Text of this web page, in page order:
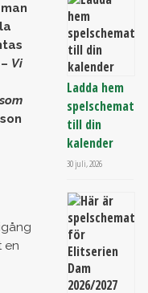
Vi
en
Ladda hem
spelschemat
till din
kalender
30 juli, 2026